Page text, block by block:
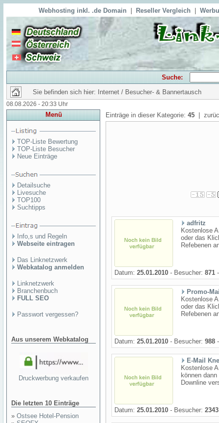
Webhosting inkl. .de Domain Reseller Vergleich
Suche:
Sie befinden sich hier: Internet / Besucher- & Bannertausch
08.08.2026 - 20:33 Uhr
Menü
TOP-Liste Bewertung
TOP-Liste Besucher
Neue Einträge
Detailsuche
Livesuche
TOP100
Suchtipps
Info,s und Regeln
Webseite eintragen
Das Linknetzwerk
Webkatalog anmelden
Linknetzwerk
Branchenbuch
FULL SEO
Passwort vergessen?
Aus unserem Webkatalog
Druckwerbung verkaufen
Die letzten 10 Einträge
» Ostsee Hotel-Pension
Einträge in dieser Kategorie: 45 |
adfritz
Kostenlose
oder das
Refebenen
Datum: 25.01.2010 - Besucher: 871
Promo-
Kostenlose
oder das
Refebenen
Datum: 25.01.2010 - Besucher: 988
E-Mail
Kostenlose
können
Downline
Datum: 25.01.2010 - Besucher: 2343